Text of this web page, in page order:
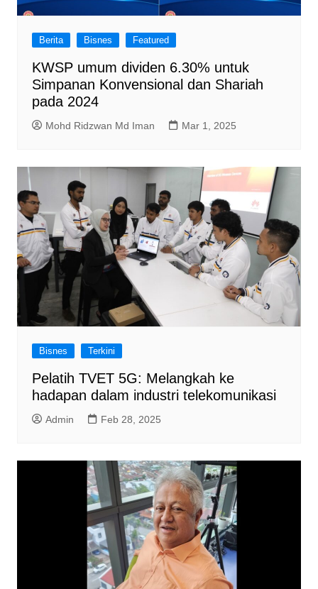
Berita Bisnes Featured
KWSP umum dividen 6.30% untuk
Simpanan Konvensional dan Shariah
pada 2024
Mohd Ridzwan Md Iman Mar 1, 2025
Bisnes Terkini
Pelatih TVET 5G: Melangkah ke
hadapan dalam industri telekomunikasi
Admin Feb 28, 2025